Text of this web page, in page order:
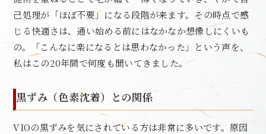
己処理が「ほぼ不要」になる段階が来ます。その時点で感
じる快適さは、通い始める前にはなかなか想像しにくいも
の。「こんなに楽になるとは思わなかった」という声を、
私はこの20年間で何度も聞いてきました。
黒ずみ（色素沈着）との関係
VIOの黒ずみを気にされている方は非常に多いです。原因